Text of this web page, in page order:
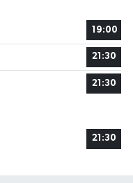
19:00
21:30
21:30
21:30